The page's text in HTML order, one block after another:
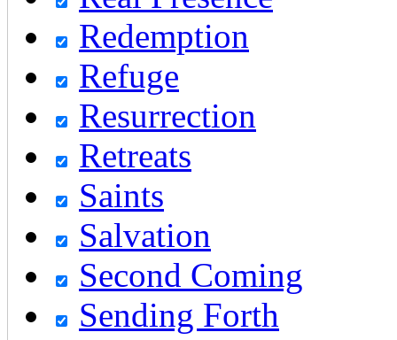
Redemption
Refuge
Resurrection
Retreats
Saints
Salvation
Second Coming
Sending Forth